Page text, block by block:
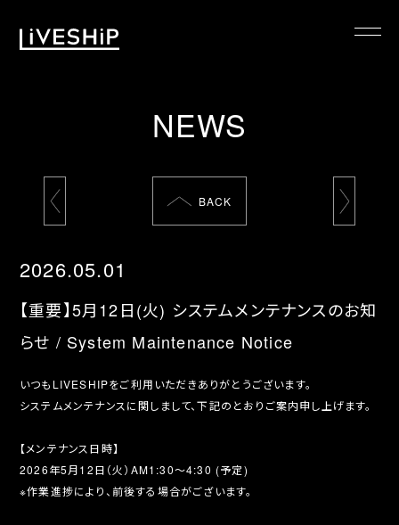
SCHEDULE
REQUIREMENTS
FAQ
CONTACT
MYPAGE
@LIVESHIP_info
NEWS
BACK
2026.05.01
【重要】5月12日(火) システムメンテナンスのお知
らせ / System Maintenance Notice
いつもLIVESHIPをご利用いただきありがとうございます。
システムメンテナンスに関しまして、下記のとおりご案内申し上げます。
【メンテナンス日時】
2026年5月12日（火）AM1:30～4:30 (予定)
※作業進捗により、前後する場合がございます。